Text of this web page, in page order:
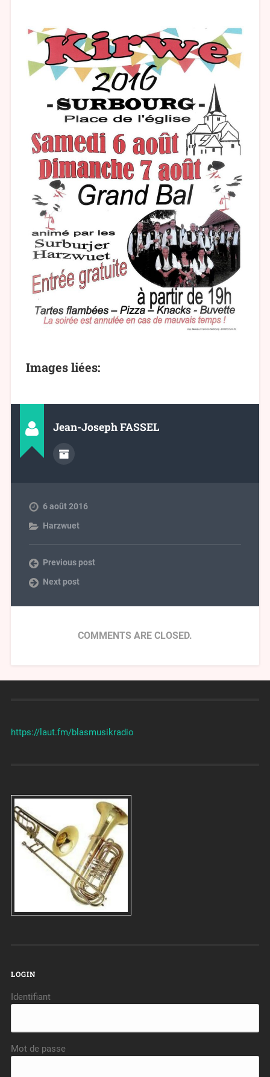
Images liées:
Jean-Joseph FASSEL
6 août 2016
Harzwuet
Previous post
Next post
COMMENTS ARE CLOSED.
https://laut.fm/blasmusikradio
LOGIN
Identifiant
Mot de passe